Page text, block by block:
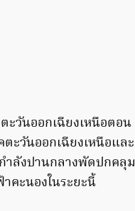
วันออกเฉียงเหนือตอน
ะวันออกเฉียงเหนือและ
ำลังปานกลางพัดปกคลุม
คะนองในระยะนี้